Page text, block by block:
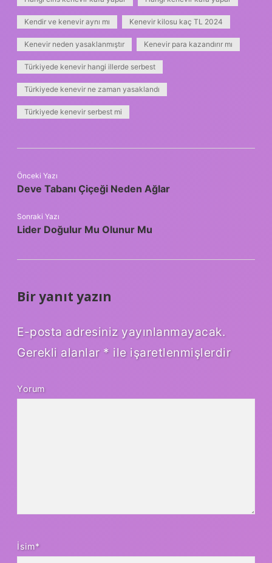
Kendir ve kenevir aynı mı Kenevir kilosu kaç TL 2024
Kenevir neden yasaklanmıştır Kenevir para kazandırır mı
Türkiyede kenevir hangi illerde serbest
Türkiyede kenevir ne zaman yasaklandı
Türkiyede kenevir serbest mi
Önceki Yazı
Deve Tabanı Çiçeği Neden Ağlar
Sonraki Yazı
Lider Doğulur Mu Olunur Mu
Bir yanıt yazın
E-posta adresiniz yayınlanmayacak.
Gerekli alanlar * ile işaretlenmişlerdir
Yorum
İsim*